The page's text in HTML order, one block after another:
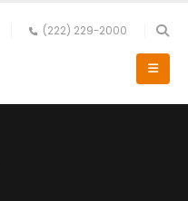
(222) 229-2000